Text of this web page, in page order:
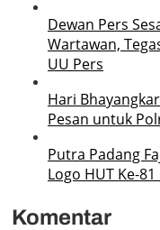
Dewan Pers
Wartawan,
UU Pers
Hari
Pesan untuk
Putra Padang
Logo HUT Ke-81
Komentar